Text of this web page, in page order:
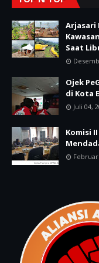
Arjasari
Saat
Ojek
di Kota
Juli 04,
Komisi